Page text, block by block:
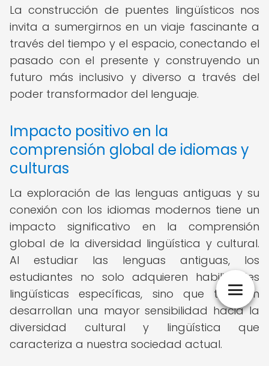
La construcción de puentes lingüísticos nos
invita a sumergirnos en un viaje fascinante a
través del tiempo y el espacio, conectando el
pasado con el presente y construyendo un
futuro más inclusivo y diverso a través del
poder transformador del lenguaje.
Impacto positivo en la
comprensión global de idiomas y
culturas
La exploración de las lenguas antiguas y su
conexión con los idiomas modernos tiene un
impacto significativo en la comprensión
global de la diversidad lingüística y cultural.
Al estudiar las lenguas antiguas, los
estudiantes no solo adquieren habilidades
lingüísticas específicas, sino que también
desarrollan una mayor sensibilidad hacia la
diversidad cultural y lingüística que
caracteriza a nuestra sociedad actual.